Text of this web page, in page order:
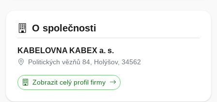
O společnosti
KABELOVNA KABEX a. s.
Politických vězňů 84, Holýšov, 34562
Zobrazit celý profil firmy